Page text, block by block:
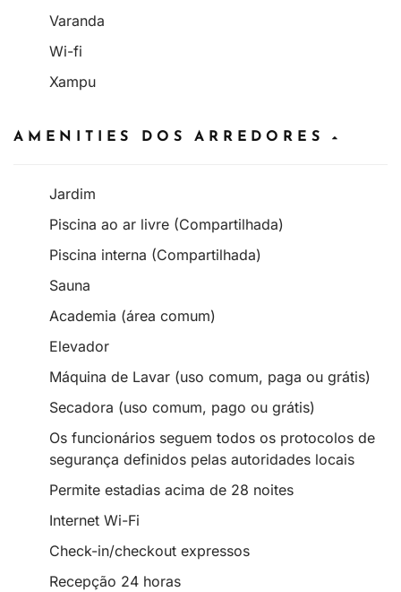
Varanda
Wi-fi
Xampu
AMENITIES DOS ARREDORES
Jardim
Piscina ao ar livre (Compartilhada)
Piscina interna (Compartilhada)
Sauna
Academia (área comum)
Elevador
Máquina de Lavar (uso comum, paga ou grátis)
Secadora (uso comum, pago ou grátis)
Os funcionários seguem todos os protocolos de
segurança definidos pelas autoridades locais
Permite estadias acima de 28 noites
Internet Wi-Fi
Check-in/checkout expressos
Recepção 24 horas